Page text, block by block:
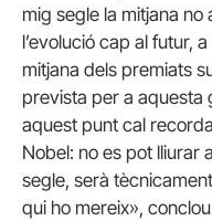
mig segle la mitjana
l’evolució cap al futur,
mitjana dels premiats
prevista per a aquesta
aquest punt cal
Nobel: no es pot lliurar
segle, serà
qui ho mereix»,